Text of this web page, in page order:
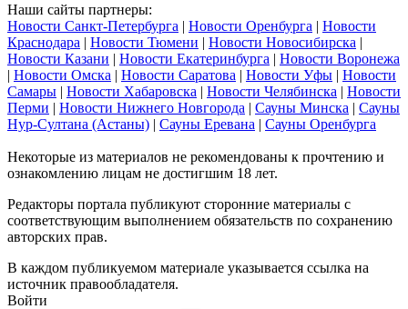
Наши сайты партнеры:
Новости Санкт-Петербурга | Новости Оренбурга | Новости
Краснодара | Новости Тюмени | Новости Новосибирска |
Новости Казани | Новости Екатеринбурга | Новости Воронежа
| Новости Омска | Новости Саратова | Новости Уфы | Новости
Самары | Новости Хабаровска | Новости Челябинска | Новости
Перми | Новости Нижнего Новгорода | Сауны Минска | Сауны
Нур-Султана (Астаны) | Сауны Еревана | Сауны Оренбурга
Некоторые из материалов не рекомендованы к прочтению и
ознакомлению лицам не достигшим 18 лет.
Редакторы портала публикуют сторонние материалы с
соответствующим выполнением обязательств по сохранению
авторских прав.
В каждом публикуемом материале указывается ссылка на
источник правообладателя.
Войти